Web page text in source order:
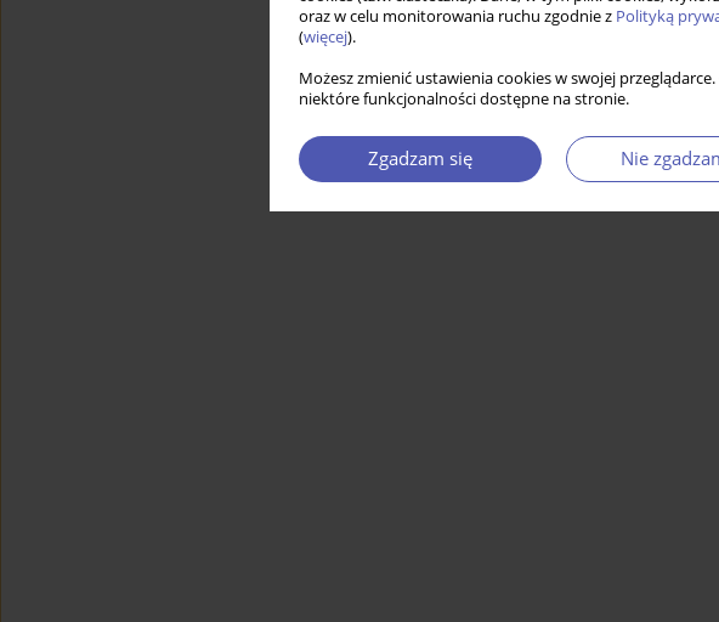
oraz w celu monitorowania ruchu zgodnie z Polityką
(więcej).
Możesz zmienić ustawienia cookies w swojej
niektóre funkcjonalności dostępne na stronie.
Zgadzam się Nie